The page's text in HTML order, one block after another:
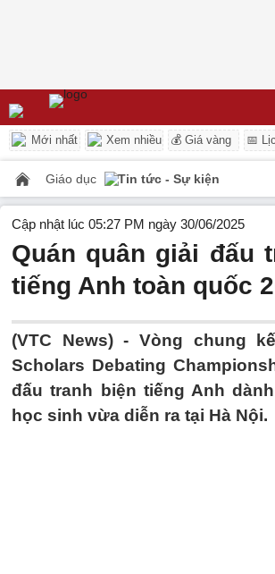
Mới nhất Xem nhiều 💰 Giá vàng 📅
Giáo dục Tin tức - Sự kiện
Cập nhật lúc 05:27 PM ngày 30/06/2025
Quán quân giải đấu
tiếng Anh toàn quốc
(VTC News) - Vòng chung
Scholars Debating
đấu tranh biện tiếng Anh
học sinh vừa diễn ra tại Hà Nội.